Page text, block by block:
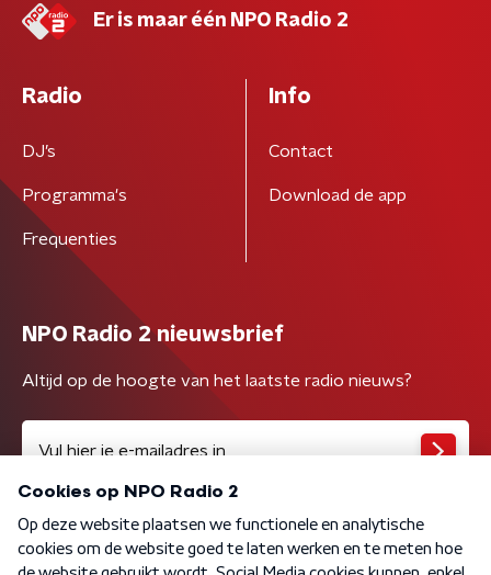
Er is maar één NPO Radio 2
Radio
DJ’s
Programma's
Frequenties
Info
Contact
Download de app
NPO Radio 2 nieuwsbrief
Altijd op de hoogte van het laatste radio nieuws?